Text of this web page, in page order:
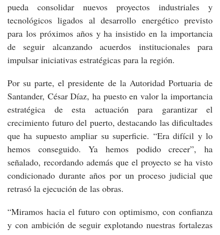
pueda consolidar nuevos proyectos industriales y
tecnológicos ligados al desarrollo energético previsto
para los próximos años y ha insistido en la importancia
de seguir alcanzando acuerdos institucionales para
impulsar iniciativas estratégicas para la región.
Por su parte, el presidente de la Autoridad Portuaria de
Santander, César Díaz, ha puesto en valor la importancia
estratégica de esta actuación para garantizar el
crecimiento futuro del puerto, destacando las dificultades
que ha supuesto ampliar su superficie. “Era difícil y lo
hemos conseguido. Ya hemos podido crecer”, ha
señalado, recordando además que el proyecto se ha visto
condicionado durante años por un proceso judicial que
retrasó la ejecución de las obras.
“Miramos hacia el futuro con optimismo, con confianza
y con ambición de seguir explotando nuestras fortalezas